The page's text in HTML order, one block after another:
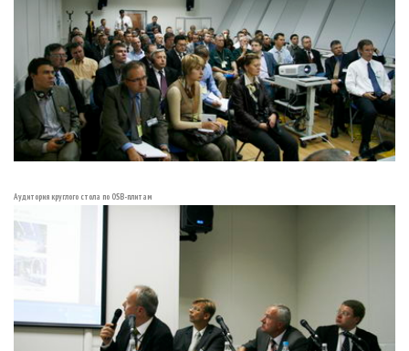
Аудитория круглого стола по OSB-плитам